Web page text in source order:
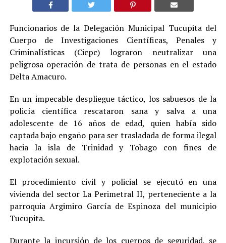
Funcionarios de la Delegación Municipal Tucupita del
Cuerpo de Investigaciones Científicas, Penales y
Criminalísticas (Cicpc) lograron neutralizar una
peligrosa operación de trata de personas en el estado
Delta Amacuro.
En un impecable despliegue táctico, los sabuesos de la
policía científica rescataron sana y salva a una
adolescente de 16 años de edad, quien había sido
captada bajo engaño para ser trasladada de forma ilegal
hacia la isla de Trinidad y Tobago con fines de
explotación sexual.
El procedimiento civil y policial se ejecutó en una
vivienda del sector La Perimetral II, perteneciente a la
parroquia Argimiro García de Espinoza del municipio
Tucupita.
Durante la incursión de los cuerpos de seguridad, se